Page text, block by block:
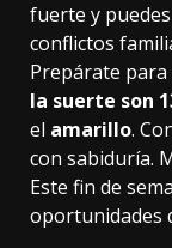
fuerte y
conflictos
Prepárate para
la suerte son
el amarillo.
con sabiduría.
Este fin de
oportunidades